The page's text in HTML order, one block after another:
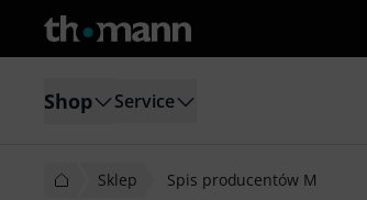
Shop Service
Sklep Spis producentów M